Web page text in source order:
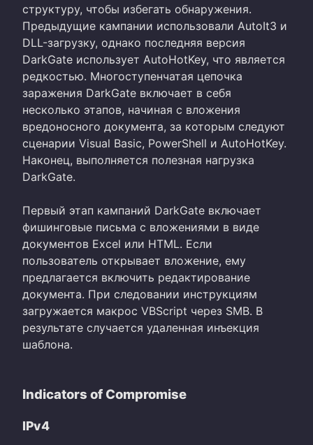
структуру, чтобы избегать обнаружения.
Предыдущие кампании использовали AutoIt3 и
DLL-загрузку, однако последняя версия
DarkGate использует AutoHotKey, что является
редкостью. Многоступенчатая цепочка
заражения DarkGate включает в себя
несколько этапов, начиная с вложения
вредоносного документа, за которым следуют
сценарии Visual Basic, PowerShell и AutoHotKey.
Наконец, выполняется полезная нагрузка
DarkGate.
Первый этап кампаний DarkGate включает
фишинговые письма с вложениями в виде
документов Excel или HTML. Если
пользователь открывает вложение, ему
предлагается включить редактирование
документа. При следовании инструкциям
загружается макрос VBScript через SMB. В
результате случается удаленная инъекция
шаблона.
Indicators of Compromise
IPv4